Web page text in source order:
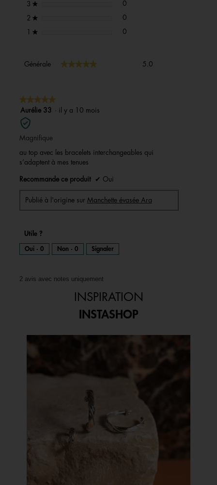
3 ★ 0
2 ★ 0
1 ★ 0
Générale ★★★★★
★★★★★ 5.0
★★★★★
★★★★★
5
sur
5
étoiles.
Aurélie 33 · il y a 10 mois
Magnifique
au top avec les bracelets interchangeables qui
s’adaptent à mes tenues
Recommande ce produit ✔ Oui
Publié à l'origine sur Manchette évasée Ara
Utile ?
Oui · 0 Non · 0 Signaler
2 avis avec notes uniquement
INSPIRATION
INSTASHOP
Media Carousel
Carousel with product photos. Use the previous and next buttons to